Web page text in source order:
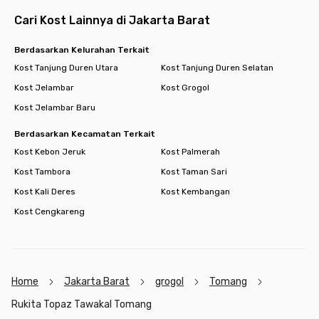
- Neo Soho 1.3 km
Rumah Sakit
- Royal Taruma 1.5 km
Transportasi Umum
- Stasiun Grogol 3.2 km
- Stasiun Pesing 3.4 km
Pusat Kuliner
- Food court Central Park
- Vihara Ekayana Arama 4.1 km
- Pura Chandra Prabha Jelambar 3.5 km
Cari Kost Lainnya di Jakarta Barat
Berdasarkan Kelurahan Terkait
Kost Tanjung Duren Utara
Kost Tanjung Duren Selatan
Kost Jelambar
Kost Grogol
Kost Jelambar Baru
Berdasarkan Kecamatan Terkait
Kost Kebon Jeruk
Kost Palmerah
Kost Tambora
Kost Taman Sari
Kost Kali Deres
Kost Kembangan
Kost Cengkareng
Home Jakarta Barat grogol
Tomang
Rukita Topaz Tawakal Tomang